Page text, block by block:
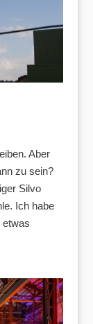
Aber
zu sein?
Silvo
Ich habe
etwas